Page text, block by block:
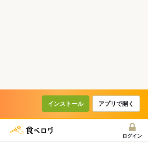
インストール アプリで開く
ログイン